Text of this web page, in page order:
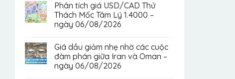
Phân tích giá USD/CAD Thử
Thách Mốc Tâm Lý 1.4000 –
ngày 06/08/2026
Giá dầu giảm nhẹ nhờ các cuộc
đàm phán giữa Iran và Oman –
ngày 06/08/2026